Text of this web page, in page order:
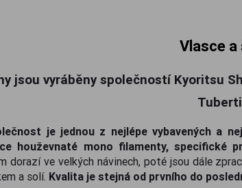
Vlasce a
jsou vyráběny společností Kyoritsu
je jednou z nejlépe vybavených a
houževnaté mono filamenty, specifické
dorazí ve velkých návinech, poté jsou dále
a solí. Kvalita je stejná od prvního do